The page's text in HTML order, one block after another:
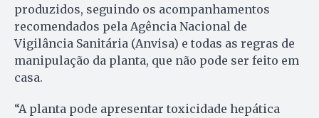
produzidos, seguindo os acompanhamentos
recomendados pela Agência Nacional de
Vigilância Sanitária (Anvisa) e todas as regras de
manipulação da planta, que não pode ser feito em
casa.
“A planta pode apresentar toxicidade hepática